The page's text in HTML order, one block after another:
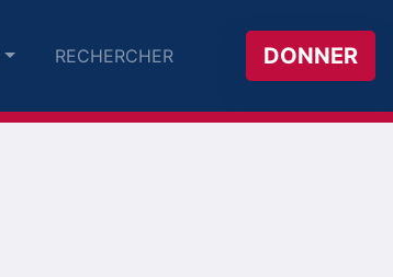
RECHERCHER DONNER